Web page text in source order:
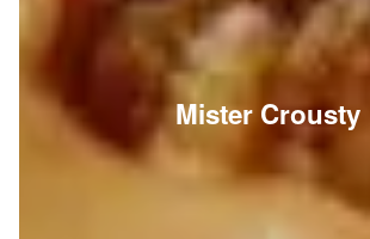
Mister Crousty